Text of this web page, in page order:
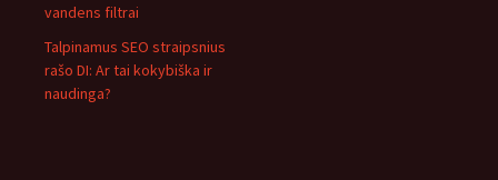
vandens filtrai
Talpinamus SEO straipsnius
rašo DI: Ar tai kokybiška ir
naudinga?